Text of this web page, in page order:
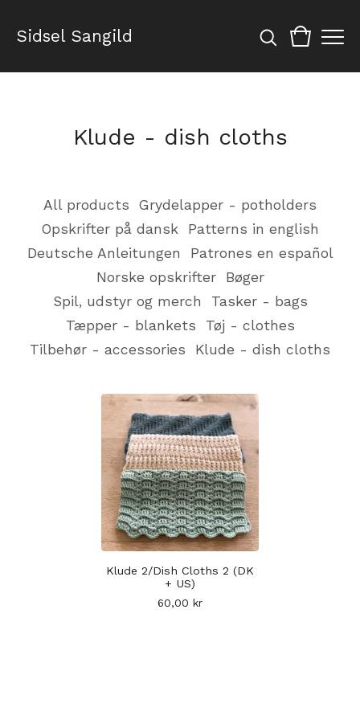
Sidsel Sangild
Klude - dish cloths
All products
Grydelapper - potholders
Opskrifter på dansk
Patterns in english
Deutsche Anleitungen
Patrones en español
Norske opskrifter
Bøger
Spil, udstyr og merch
Tasker - bags
Tæpper - blankets
Tøj - clothes
Tilbehør - accessories
Klude - dish cloths
Klude 2/Dish Cloths 2 (DK
+ US)
60,00 kr